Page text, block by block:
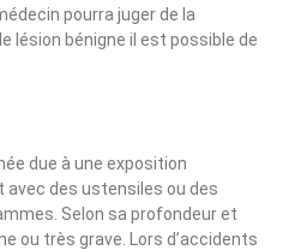
pourra juger de la
lésion bénigne il est possible de
due à une exposition
avec des ustensiles ou des
Selon sa profondeur et
ou très grave. Lors d’accidents